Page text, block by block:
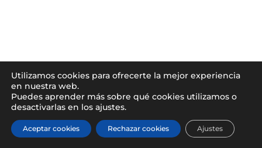
Utilizamos cookies para ofrecerte la mejor experiencia
en nuestra web.
Puedes aprender más sobre qué cookies utilizamos o
desactivarlas en los ajustes.
Aceptar cookies Rechazar cookies Ajustes